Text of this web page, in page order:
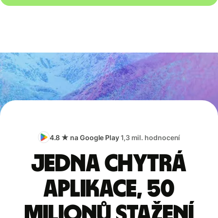
4.8 ★ na Google Play1,3 mil. hodnocení
Jedna chytrá
aplikace, 50